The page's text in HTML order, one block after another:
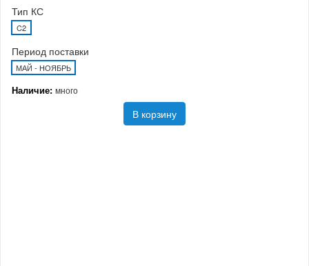
Тип КС
C2
Период поставки
МАЙ - НОЯБРЬ
Наличие: много
В корзину